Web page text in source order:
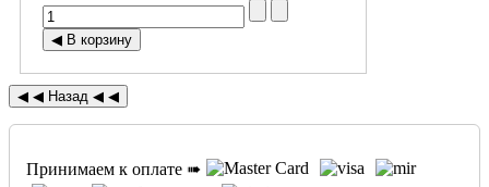
Принимаем к оплате ➠